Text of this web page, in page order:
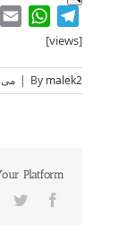
Telegram
[views]
By malek2
| می 25th, 2023
Platform!